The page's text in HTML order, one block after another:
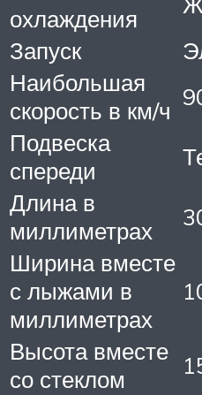
охлаждения
Запуск
Наибольшая
скорость в км/ч
Подвеска
спереди
Длина в
миллиметрах
Ширина вместе
с лыжами в
миллиметрах
Высота вместе
со стеклом